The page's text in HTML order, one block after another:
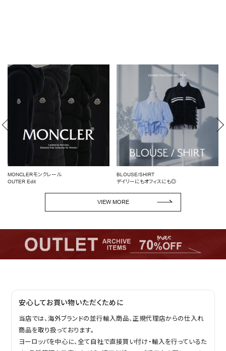
BLOUSE/SHIRT
デイリーにもオフィスにも◎
女性らしいシルエットを引き立てる
ペプラムトップス
VIEW MORE
安心してお買い物いただくために
当店では、海外ブランドの並行輸入商品、正規代理店からの仕入れ
商品を取り扱っております。
ヨーロッパを中心に、全て自社で直接買い付け・輸入を行っているた